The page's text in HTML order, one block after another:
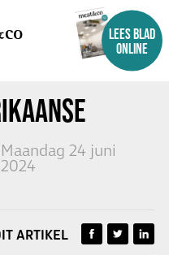
LEES BLAD
ONLINE
DE DEUR
Maandag 24 juni
2024
ARTIKEL